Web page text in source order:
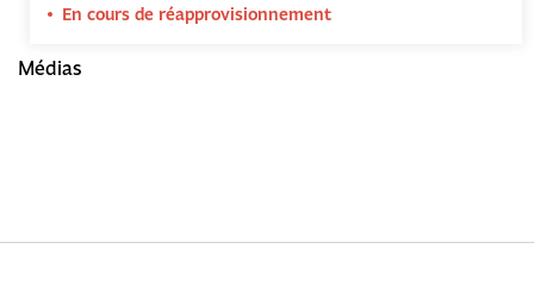
En cours de réapprovisionnement
Médias